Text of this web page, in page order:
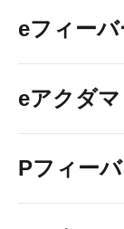
eフィー
eアクダ
Pフィー